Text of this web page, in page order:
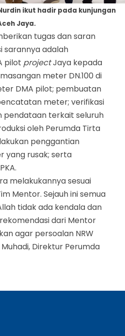
ikut hadir pada kunjungan
Jaya.
tugas dan saran
sarannya adalah
pilot projectJaya kepada
meter DN.100 di
DMA pilot; pembuatan
meter;verifikasi
pendataan terkait seluruh
oleh Perumda Tirta
penggantian
yang rusak;serta
melakukannyasesuai
im Mentor. Sejauh ini semua
tidak ada kendala dan
dari Mentor
agar persoalan NRW
Direktur Perumda